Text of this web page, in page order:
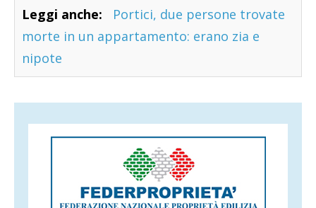
Leggi anche:
Portici, due persone trovate
morte in un appartamento: erano zia e
nipote